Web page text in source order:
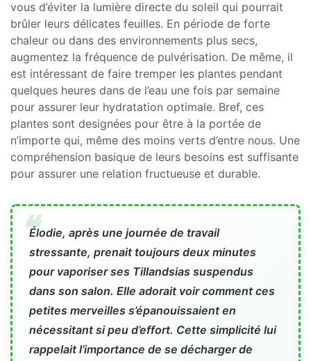
vous d’éviter la lumière directe du soleil qui pourrait
brûler leurs délicates feuilles. En période de forte
chaleur ou dans des environnements plus secs,
augmentez la fréquence de pulvérisation. De même, il
est intéressant de faire tremper les plantes pendant
quelques heures dans de l’eau une fois par semaine
pour assurer leur hydratation optimale. Bref, ces
plantes sont designées pour être à la portée de
n’importe qui, même des moins verts d’entre nous. Une
compréhension basique de leurs besoins est suffisante
pour assurer une relation fructueuse et durable.
Élodie, après une journée de travail
stressante, prenait toujours deux minutes
pour vaporiser ses Tillandsias suspendus
dans son salon. Elle adorait voir comment ces
petites merveilles s’épanouissaient en
nécessitant si peu d’effort. Cette simplicité lui
rappelait l’importance de se décharger de